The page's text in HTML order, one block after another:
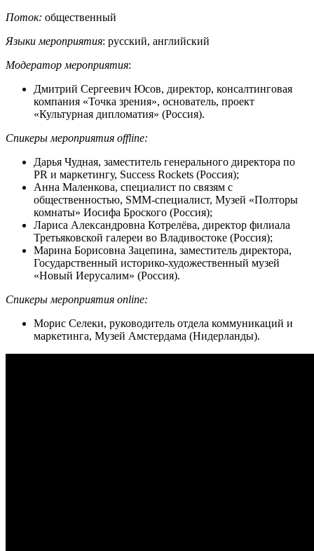
Поток: общественный
Языки мероприятия: русский, английский
Модератор мероприятия:
Дмитрий Сергеевич Юсов, директор, консалтинговая
компания «Точка зрения», основатель, проект
«Культурная дипломатия» (Россия).
Спикеры мероприятия offline:
Дарья Чудная, заместитель генерального директора по
PR и маркетингу, Success Rockets (Россия);
Анна Маленкова, специалист по связям с
общественностью, SMM-специалист, Музей «Полторы
комнаты» Иосифа Броского (Россия);
Лариса Александровна Котрелёва, директор филиала
Третьяковской галереи во Владивостоке (Россия);
Марина Борисовна Зацепина, заместитель директора,
Государственный историко-художественный музей
«Новый Иерусалим» (Россия).
Спикеры мероприятия online:
Морис Селеки, руководитель отдела коммуникаций и
маркетинга, Музей Амстердама (Нидерланды).